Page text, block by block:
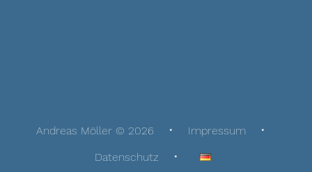
Andreas Möller © 2026
Impressum
Datenschutz